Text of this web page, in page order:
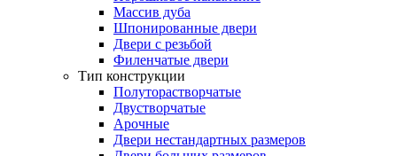
Массив дуба
Шпонированные двери
Двери с резьбой
Филенчатые двери
Тип конструкции
Полуторастворчатые
Двустворчатые
Арочные
Двери нестандартных размеров